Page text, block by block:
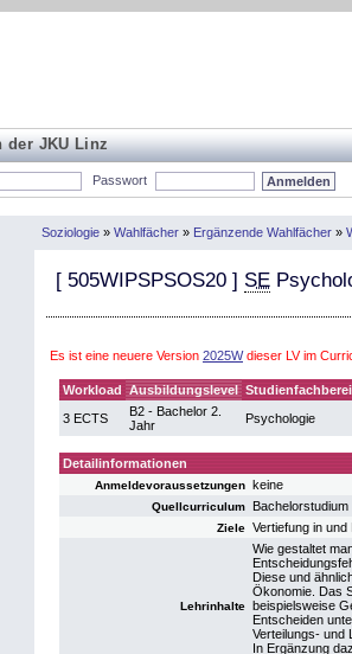
der JKU Linz
Passwort
Soziologie » Wahlfächer » Ergänzende Wahlfächer »
[ 505WIPSPSOS20 ] SE
Es ist eine neuere Version 2025Wdieser LV im
Workload Ausbildungslevel
3 ECTS
B2 - Bachelor 2.
Jahr
Psychologie
Detailinformationen
Anmeldevoraussetzungen keine
Quellcurriculum
Ziele Vertiefung in
Lehrinhalte
Wie gestaltet
Diese und
Ökonomie. Das
beispielsweise
Entscheiden
Verteilungs- und
In Ergänzung